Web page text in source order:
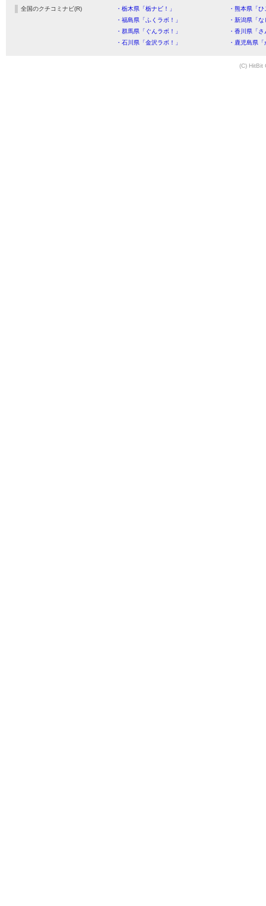
全国のクチコミナビ(R) ・栃木県「栃ナビ！」
・熊本県「
・福島県「ふくラボ！」
・新潟県「
・群馬県「ぐんラボ！」
・香川県「
・石川県「金沢ラボ！」
・鹿児島県
(C) HitBit